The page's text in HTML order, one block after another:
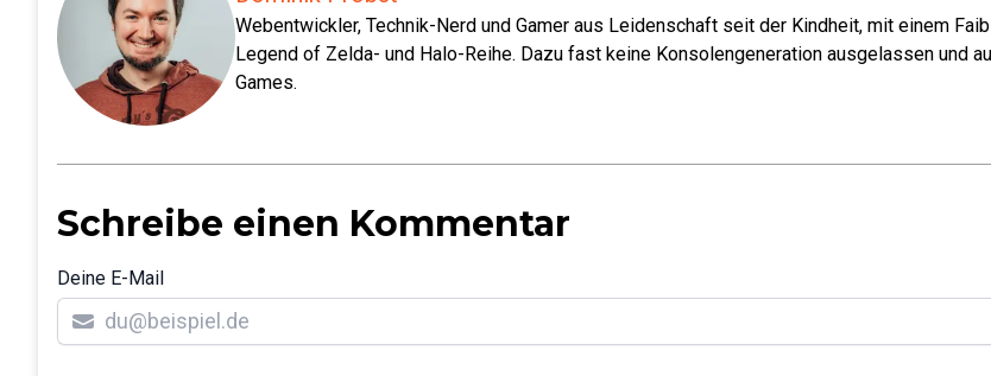
Webentwickler, Technik-Nerd und Gamer aus Leidenschaft seit der Kindheit, mit einem
Legend of Zelda- und Halo-Reihe. Dazu fast keine Konsolengeneration ausgelassen und
Games.
Schreibe einen Kommentar
Deine E-Mail